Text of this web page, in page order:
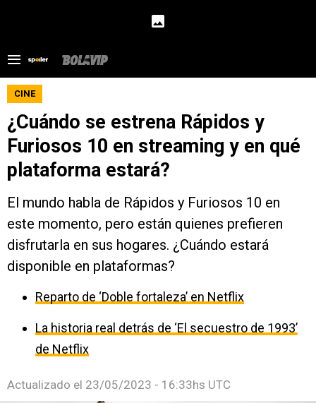
CINE
¿Cuándo se estrena Rápidos y
Furiosos 10 en streaming y en qué
plataforma estará?
El mundo habla de Rápidos y Furiosos 10 en
este momento, pero están quienes prefieren
disfrutarla en sus hogares. ¿Cuándo estará
disponible en plataformas?
Reparto de ‘Doble fortaleza’ en Netflix
La historia real detrás de ‘El secuestro de 1993’
de Netflix
Actualizado el 23/05/2023 - 16:33hs UTC